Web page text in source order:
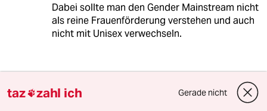
Dabei sollte man den Gender Mainstream nicht
als reine Frauenförderung verstehen und auch
nicht mit Unisex verwechseln.
25.11.2010
taz zahl ich Gerade nicht